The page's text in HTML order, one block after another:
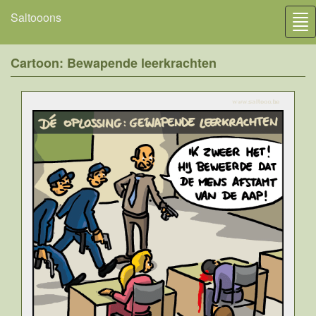
Saltooons
Cartoon: Bewapende leerkrachten